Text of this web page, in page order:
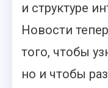
и структуре
Новости
того, чтобы
но и чтобы